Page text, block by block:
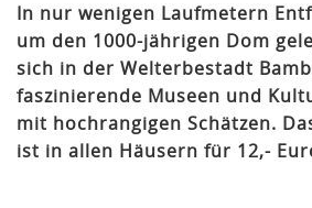
In nur wenigen Laufmetern
um den 1000-jährigen Dom
sich in der Welterbestadt
faszinierende Museen und
mit hochrangigen Schätzen.
ist in allen Häusern für 12,-